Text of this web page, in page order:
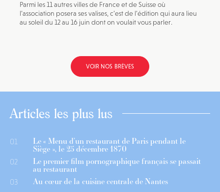
Parmi les 11 autres villes de France et de Suisse où
l’association posera ses valises, c’est de l’édition qui aura lieu
au soleil du 12 au 16 juin dont on voulait vous parler.
VOIR NOS BRÈVES
Articles les plus lus
01 Le « Menu d’un restaurant de Paris pendant le
Siège », le 25 décembre 1870
02 Le premier film pornographique français se passait
au restaurant
03 Au cœur de la cuisine centrale de Nantes